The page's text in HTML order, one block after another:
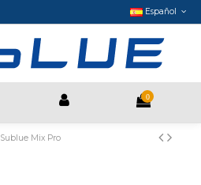
Español
0
Sublue Mix Pro